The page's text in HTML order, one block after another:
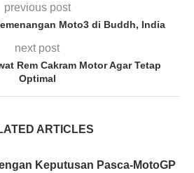
previous post
Moto3 di Buddh, India
next post
Rem Cakram Motor Agar Tetap
Optimal
ARTICLES
Keputusan Pasca-MotoGP